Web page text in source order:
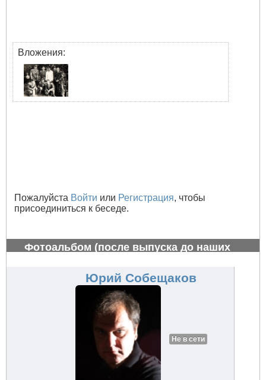
Вложения:
Пожалуйста Войти или Регистрация, чтобы
присоединиться к беседе.
Фотоальбом (после выпуска до наших
Юрий Собещаков
Не в сети